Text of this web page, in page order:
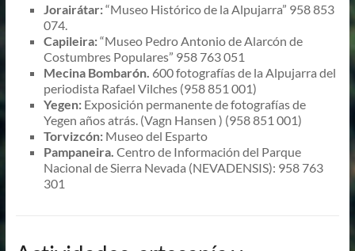
Jorairátar:“Museo Histórico de la Alpujarra” 958 853
074.
Capileira:“Museo Pedro Antonio de Alarcón de
Costumbres Populares” 958 763 051
Mecina Bombarón. 600 fotografías de la Alpujarra del
periodista Rafael Vilches (958 851 001)
Yegen:Exposición permanente de fotografías de
Yegen años atrás. (Vagn Hansen ) (958 851 001)
Torvizcón:Museo del Esparto
Pampaneira. Centro de Información del Parque
Nacional de Sierra Nevada (NEVADENSIS): 958 763
301